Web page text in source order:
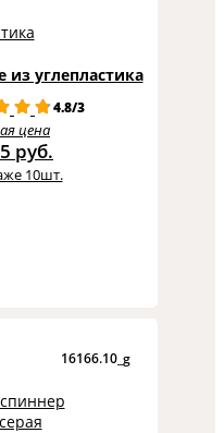
из углепластика
4.8/3
цена
руб.
10шт.
16166.10_g